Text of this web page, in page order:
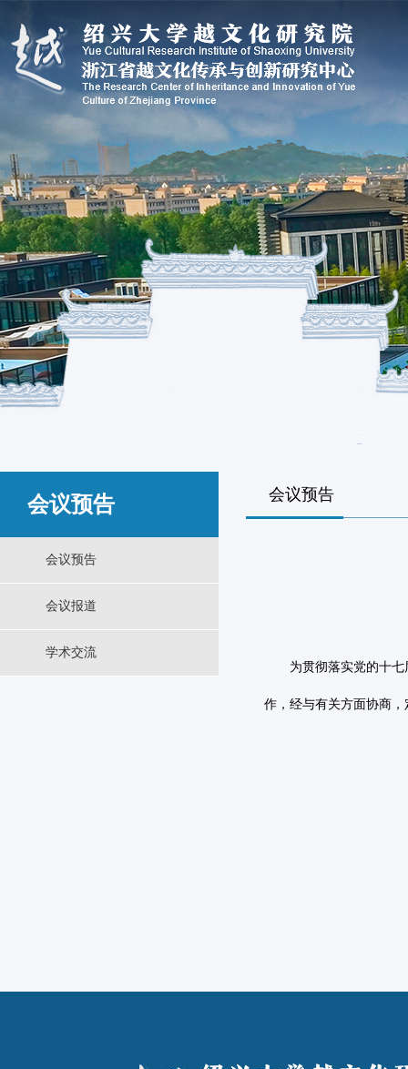
会议预告
会议预告
会议报道
学术交流
会议预告
为贯彻落实党的十
作，经与有关方面协商，